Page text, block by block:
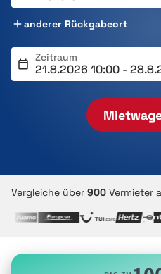
anderer Rückgabeort
Zeitraum
Vergleiche über 900 Vermieter